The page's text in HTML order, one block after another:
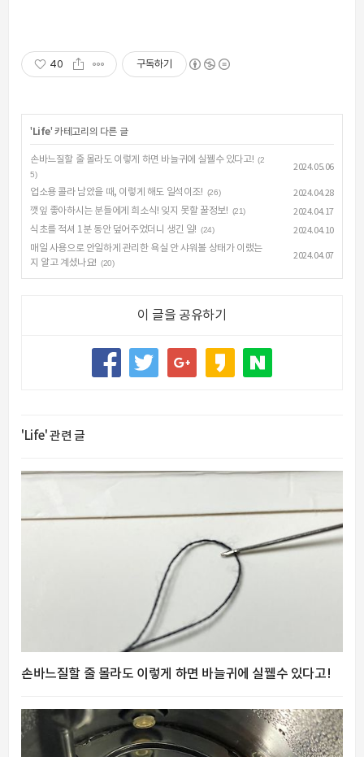
40 구독하기
'Life' 카테고리의 다른 글
손바느질할 줄 몰라도 이렇게 하면 바늘귀에 실꿸수 있다고! (2
5)
2024.05.06
업소용 콜라 남았을 때, 이렇게 해도 일석이조! (26)
2024.04.28
깻잎 좋아하시는 분들에게 희소식! 잊지 못할 꿀정보! (21)
2024.04.17
식초를 적셔 1분 동안 덮어주었더니 생긴 일! (24)
2024.04.10
매일 사용으로 안일하게 관리한 욕실 안 샤워볼 상태가 이랬는
지 알고 계셨나요! (20)
2024.04.07
이 글을 공유하기
'Life' 관련 글
손바느질할 줄 몰라도 이렇게 하면 바늘귀에 실꿸수 있다고!